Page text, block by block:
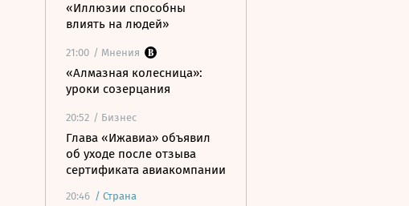
«Иллюзии способны
влиять на людей»
21:00 / Мнения
«Алмазная колесница»:
уроки созерцания
20:52 / Бизнес
Глава «Ижавиа» объявил
об уходе после отзыва
сертификата авиакомпании
20:46 / Страна